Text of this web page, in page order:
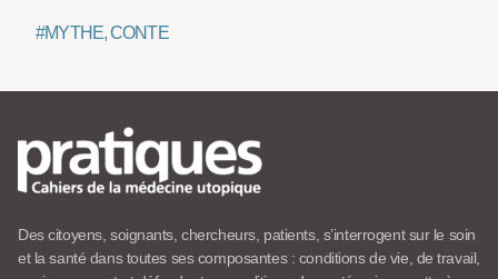
#MYTHE, CONTE
Des citoyens, soignants, chercheurs, patients, s’interrogent sur le soin
et la santé dans toutes ses composantes : conditions de vie, de travail,